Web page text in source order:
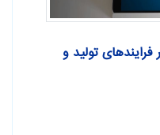
تولید و